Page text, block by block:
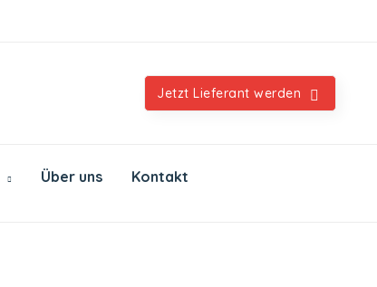
Jetzt Lieferant werden
Über uns Kontakt